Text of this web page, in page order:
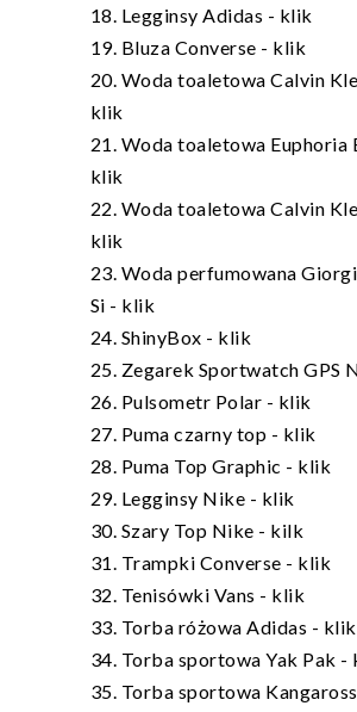
18. Legginsy Adidas - klik
19. Bluza Converse - klik
20. Woda toaletowa Calvin
klik
21. Woda toaletowa Euphoria
klik
22. Woda toaletowa Calvin
klik
23. Woda perfumowana
Si - klik
24. ShinyBox - klik
25. Zegarek Sportwatch GPS
26. Pulsometr Polar - klik
27. Puma czarny top - klik
28. Puma Top Graphic - klik
29. Legginsy Nike - klik
30. Szary Top Nike - kilk
31. Trampki Converse - klik
32. Tenisówki Vans - klik
33. Torba różowa Adidas - klik
34. Torba sportowa Yak Pak -
35. Torba sportowa